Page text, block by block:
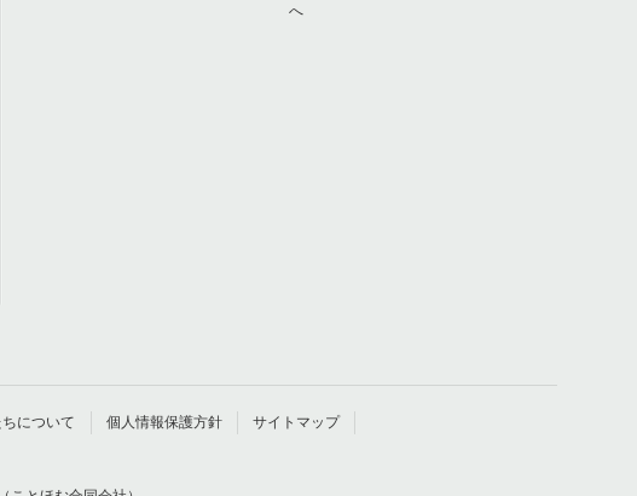
へ
について 個人情報保護方針 サイトマップ